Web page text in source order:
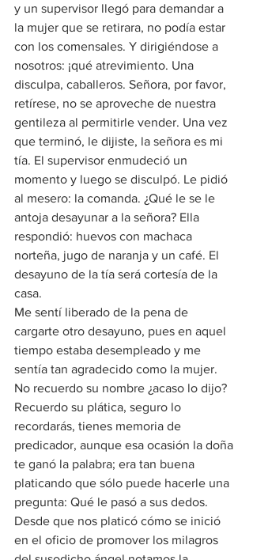
y un supervisor llegó para demandar a
la mujer que se retirara, no podía estar
con los comensales. Y dirigiéndose a
nosotros: ¡qué atrevimiento. Una
disculpa, caballeros. Señora, por favor,
retírese, no se aproveche de nuestra
gentileza al permitirle vender. Una vez
que terminó, le dijiste, la señora es mi
tía. El supervisor enmudeció un
momento y luego se disculpó. Le pidió
al mesero: la comanda. ¿Qué le se le
antoja desayunar a la señora? Ella
respondió: huevos con machaca
norteña, jugo de naranja y un café. El
desayuno de la tía será cortesía de la
casa.
Me sentí liberado de la pena de
cargarte otro desayuno, pues en aquel
tiempo estaba desempleado y me
sentía tan agradecido como la mujer.
No recuerdo su nombre ¿acaso lo dijo?
Recuerdo su plática, seguro lo
recordarás, tienes memoria de
predicador, aunque esa ocasión la doña
te ganó la palabra; era tan buena
platicando que sólo puede hacerle una
pregunta: Qué le pasó a sus dedos.
Desde que nos platicó cómo se inició
en el oficio de promover los milagros